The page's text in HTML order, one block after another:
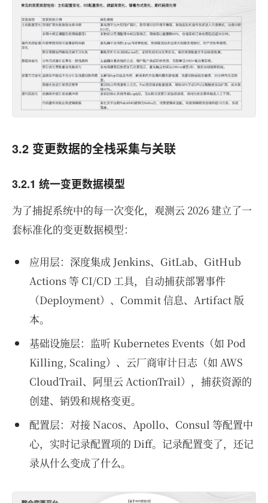
3.2 变更数据的全栈采集与关联
3.2.1 统一变更数据模型
为了捕捉系统中的每一次变化，观测云 2026 建立了一
套标准化的变更数据模型：
应用层：深度集成 Jenkins、GitLab、GitHub
Actions 等 CI/CD 工具，自动捕获部署事件
（Deployment）、Commit 信息、Artifact 版
本。
基础设施层：监听 Kubernetes Events（如 Pod
Killing, Scaling）、云厂商审计日志（如 AWS
CloudTrail、阿里云 ActionTrail），捕获资源的
创建、销毁和规格变更。
配置层：对接 Nacos、Apollo、Consul 等配置中
心，实时记录配置项的 Diff。记录配置变了，还记
录从什么变成了什么。